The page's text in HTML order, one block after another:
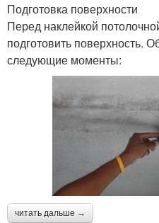
Подготовка поверхности
Перед наклейкой
подготовить поверхность.
следующие моменты:
читать дальше →